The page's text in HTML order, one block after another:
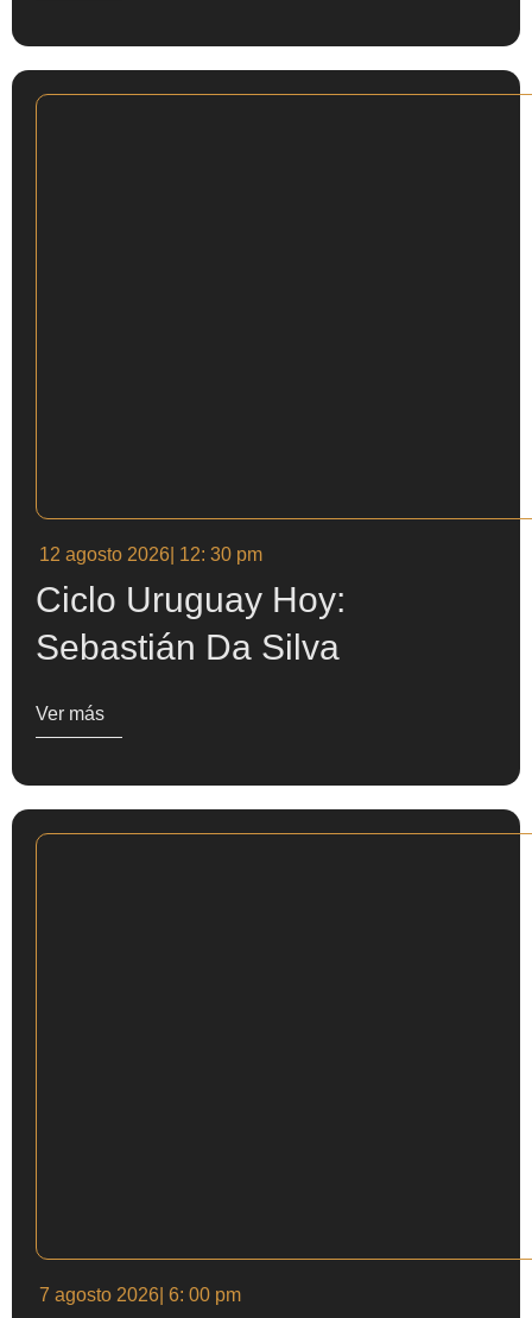
12 agosto 2026 | 12: 30 pm
Ciclo Uruguay Hoy:
Sebastián Da Silva
Ver más
7 agosto 2026 | 6: 00 pm